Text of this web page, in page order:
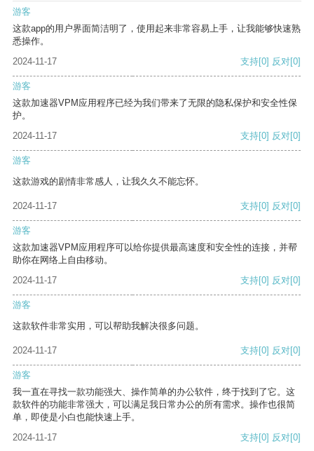
游客
这款app的用户界面简洁明了，使用起来非常容易上手，让我能够快速熟
悉操作。
2024-11-17
支持[0] 反对[0]
游客
这款加速器VPM应用程序已经为我们带来了无限的隐私保护和安全性保
护。
2024-11-17
支持[0] 反对[0]
游客
这款游戏的剧情非常感人，让我久久不能忘怀。
2024-11-17 支持[0] 反对[0]
游客
这款加速器VPM应用程序可以给你提供最高速度和安全性的连接，并帮
助你在网络上自由移动。
2024-11-17
支持[0] 反对[0]
游客
这款软件非常实用，可以帮助我解决很多问题。
2024-11-17 支持[0] 反对[0]
游客
我一直在寻找一款功能强大、操作简单的办公软件，终于找到了它。这
款软件的功能非常强大，可以满足我日常办公的所有需求。操作也很简
单，即使是小白也能快速上手。
2024-11-17
支持[0] 反对[0]